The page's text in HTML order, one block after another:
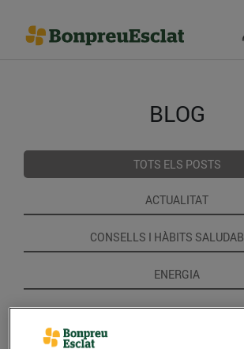
BLOG
TOTS ELS POSTS
ACTUALITAT
CONSELLS I HÀBITS
ENERGIA
GASTRONOMIA I